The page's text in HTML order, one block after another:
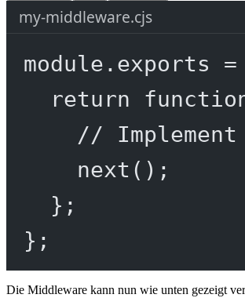
my-middleware.cjs
module . exports =
return
//
next ();
};
};
Die Middleware kann nun wie unten gezeigt